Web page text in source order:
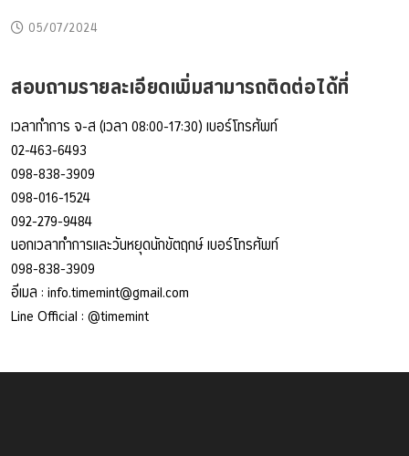
05/07/2024
สอบถามรายละเอียดเพิ่มสามารถติดต่อได้ที่
เวลาทำการ จ-ส (เวลา 08:00-17:30) เบอร์โทรศัพท์
02-463-6493
098-838-3909
098-016-1524
092-279-9484
นอกเวลาทำการและวันหยุดนักขัตฤกษ์ เบอร์โทรศัพท์
098-838-3909
อีเมล :info.timemint@gmail.com
Line Official :@timemint